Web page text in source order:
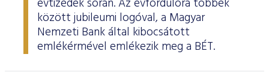
évtizedek során. Az évfordulóra többek
között jubileumi logóval, a Magyar
Nemzeti Bank által kibocsátott
emlékérmével emlékezik meg a BÉT.